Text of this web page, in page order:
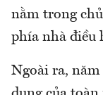
nằm trong
phía nhà điều
Ngoài ra,